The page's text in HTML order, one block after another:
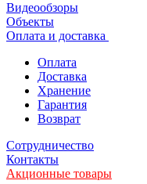
Видеообзоры
Объекты
Оплата и доставка
Оплата
Доставка
Хранение
Гарантия
Возврат
Сотрудничество
Контакты
Акционные товары